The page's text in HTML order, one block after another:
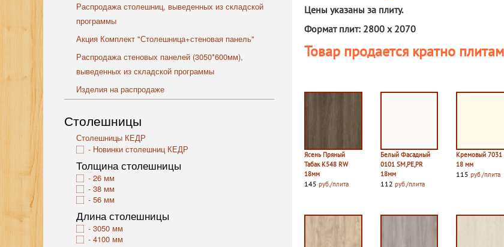
Распродажа столешниц, выведенных из складской
программы
Акция Комплект "Столешница+стеновая панель"
Распродажа стеновых панелей (3050*600мм),
выведенных из складской программы
Изделия на распродаже
Столешницы
Столешницы КЕДР
Новинки столешниц КЕДР
Толщина столешницы
26 мм
38 мм
56 мм
Длина столешницы
3050 мм
4100 мм
Цены указаны за плиту.
Формат плит: 2800 х 2070
Товар продается кратно
Ясень Пряный
Табак К548 RW
18мм
145 руб./плита
Белый Фасадный
0101 SM,PE,PR
18мм
112 руб./плита
Кремовый 7031
18 мм
115руб./плита